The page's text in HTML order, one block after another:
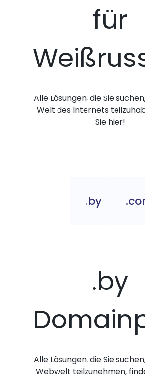
für
Alle Lösungen, die Sie
Welt des Internets
Sie hier!
.by
.by
Alle Lösungen, die Sie
Webwelt teilzunehmen,